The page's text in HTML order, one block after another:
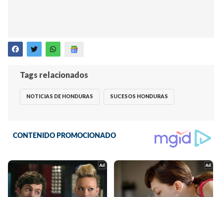
Tags relacionados
NOTICIAS DE HONDURAS SUCESOS HONDURAS